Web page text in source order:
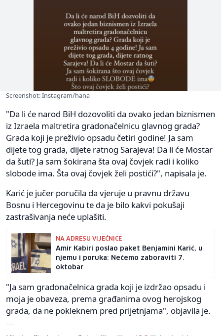
Screenshot: Instagram/hana
"Da li će narod BiH dozovoliti da ovako jedan biznismen
iz Izraela maltretira gradonačelnicu glavnog grada?
Grada koji je preživio opsadu četiri godine! Ja sam
dijete tog grada, dijete ratnog Sarajeva! Da li će Mostar
da šuti? Ja sam šokirana šta ovaj čovjek radi i koliko
slobode ima. Šta ovaj čovjek želi postići?", napisala je.
Karić je jučer poručila da vjeruje u pravnu državu
Bosnu i Hercegovinu te da je bilo kakvi pokušaji
zastrašivanja neće uplašiti.
NA ADRESU VIJEĆNICE
Amir Kabiri poslao paket Benjamini Karić, u
njemu i poruka: Nećemo zaboraviti 7.
oktobar
"Ja sam gradonačelnica grada koji je izdržao opsadu i
moja je obaveza, prema građanima ovog herojskog
grada, da ne pokleknem pred prijetnjama", objavila je.